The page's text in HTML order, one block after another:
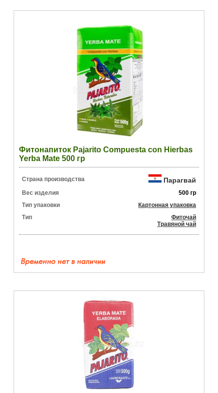
Фитонапиток Pajarito Compuesta con Hierbas
Yerba Mate 500 гр
Страна производства Парагвай
Вес изделия
500 гр
Тип упаковки
Картонная упаковка
Тип
Фиточай
Травяной чай